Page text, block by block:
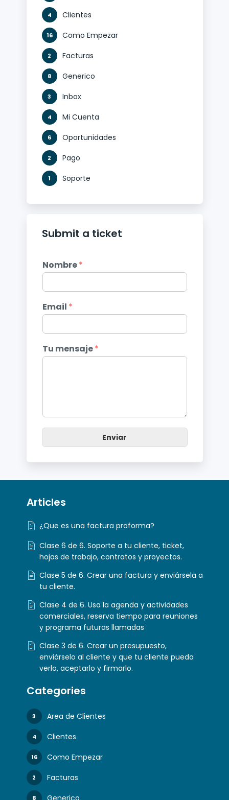
Clientes
4
Como Empezar
16
Facturas
2
Generico
8
Inbox
3
Mi Cuenta
4
Oportunidades
6
Pago
2
Soporte
1
Submit a ticket
Nombre*
Email *
Tu mensaje*
Enviar
Articles
¿Que es una factura proforma?
Clase 6 de 6. Soporte a tu cliente, ticket,
hojas de trabajo, contratos y proyectos.
Clase 5 de 6. Crear una factura y enviársela a
tu cliente.
Clase 4 de 6. Usa la agenda y actividades
comerciales, reserva tiempo para reuniones
y programa futuras llamadas
Clase 3 de 6. Crear un presupuesto,
enviárselo al cliente y que tu cliente pueda
verlo, aceptarlo y firmarlo.
Categories
Area de Clientes
3
Clientes
4
Como Empezar
16
Facturas
2
Generico
8